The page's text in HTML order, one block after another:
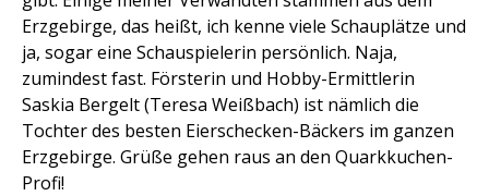
Erzgebirge, das heißt, ich kenne viele Schauplätze und
ja, sogar eine Schauspielerin persönlich. Naja,
zumindest fast. Försterin und Hobby-Ermittlerin
Saskia Bergelt (Teresa Weißbach) ist nämlich die
Tochter des besten Eierschecken-Bäckers im ganzen
Erzgebirge. Grüße gehen raus an den Quarkkuchen-
Profi!